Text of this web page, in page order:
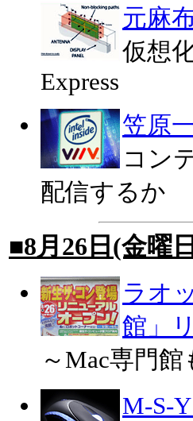
元麻
仮想
Express
笠原
コン
配信するか
■8月26日(金曜
ラオ
館」
～Mac専門
M-S-